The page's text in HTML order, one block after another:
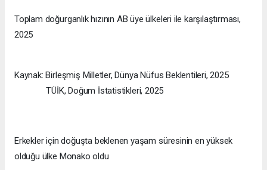
Toplam doğurganlık hızının AB üye ülkeleri ile karşılaştırması,
2025
Kaynak: Birleşmiş Milletler, Dünya Nüfus Beklentileri, 2025
TÜİK, Doğum İstatistikleri, 2025
Erkekler için doğuşta beklenen yaşam süresinin en yüksek
olduğu ülke Monako oldu